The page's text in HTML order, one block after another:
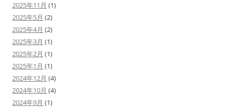
2025年11月 (1)
2025年5月 (2)
2025年4月 (2)
2025年3月 (1)
2025年2月 (1)
2025年1月 (1)
2024年12月 (4)
2024年10月 (4)
2024年9月 (1)